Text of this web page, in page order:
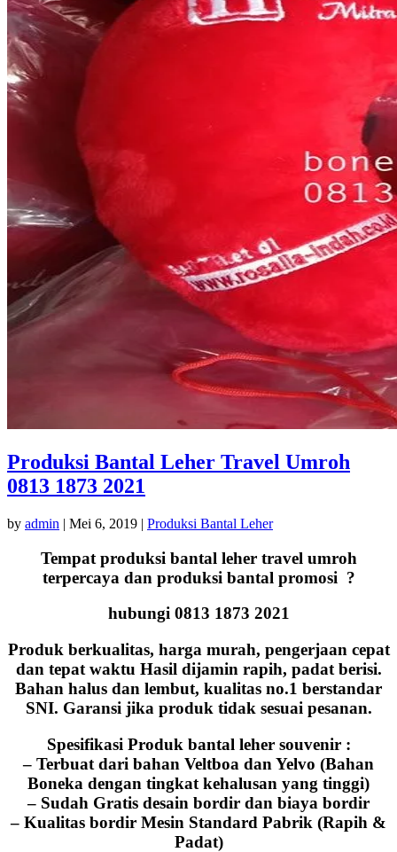
Produksi Bantal Leher Travel Umroh
0813 1873 2021
by admin | Mei 6, 2019 | Produksi Bantal Leher
Tempat produksi bantal leher travel umroh
terpercaya dan produksi bantal promosi ?
hubungi 0813 1873 2021
Produk berkualitas, harga murah, pengerjaan cepat
dan tepat waktu Hasil dijamin rapih, padat berisi.
Bahan halus dan lembut, kualitas no.1 berstandar
SNI. Garansi jika produk tidak sesuai pesanan.
Spesifikasi Produk bantal leher souvenir :
– Terbuat dari bahan Veltboa dan Yelvo (Bahan
Boneka dengan tingkat kehalusan yang tinggi)
– Sudah Gratis desain bordir dan biaya bordir
– Kualitas bordir Mesin Standard Pabrik (Rapih &
Padat)